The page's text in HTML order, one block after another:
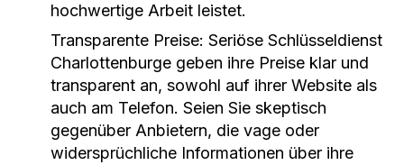
hochwertige Arbeit leistet.
Transparente Preise: Seriöse Schlüsseldienst
Charlottenburge geben ihre Preise klar und
transparent an, sowohl auf ihrer Website als
auch am Telefon. Seien Sie skeptisch
gegenüber Anbietern, die vage oder
widersprüchliche Informationen über ihre